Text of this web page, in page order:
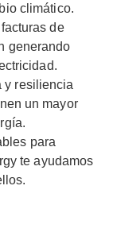
climático.
de
generando
y resiliencia
un mayor
para
te ayudamos